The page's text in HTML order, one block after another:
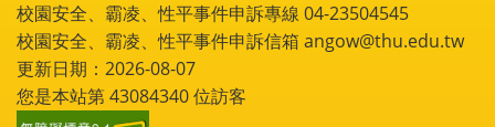
校園安全、霸凌、性平事件申訴專線 04-23504545
校園安全、霸凌、性平事件申訴信箱 angow@thu.edu.tw
更新日期：2026-08-07
您是本站第43084340位訪客